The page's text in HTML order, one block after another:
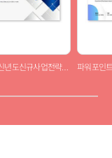
파워포인트배경(신년도신규사업전략제안서) 파워포인